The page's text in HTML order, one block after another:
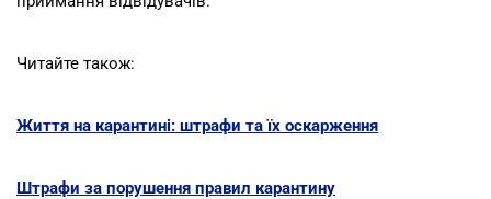
Читайте також:
Життя на карантині: штрафи та їх оскарження
Штрафи за порушення правил карантину